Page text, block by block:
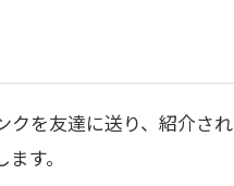
クを友達に送り、紹介され
す。